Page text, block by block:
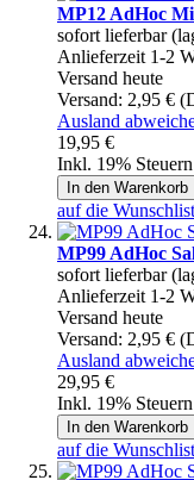
MP12 AdHoc
sofort lieferbar
Anlieferzeit 1-2
Versand heute
Versand: 2,95 €
Ausland
19,95 €
Inkl. 19% Steuern
In den Warenkorb
auf die
MP99 AdHoc
sofort lieferbar
Anlieferzeit 1-2
Versand heute
Versand: 2,95 €
Ausland
29,95 €
Inkl. 19% Steuern
In den Warenkorb
auf die